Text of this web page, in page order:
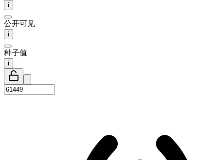
i
公开可见
i
种子值
i